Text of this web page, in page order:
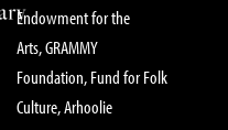
Endowment for the
Arts, GRAMMY
Foundation, Fund for Folk
Culture, Arhoolie